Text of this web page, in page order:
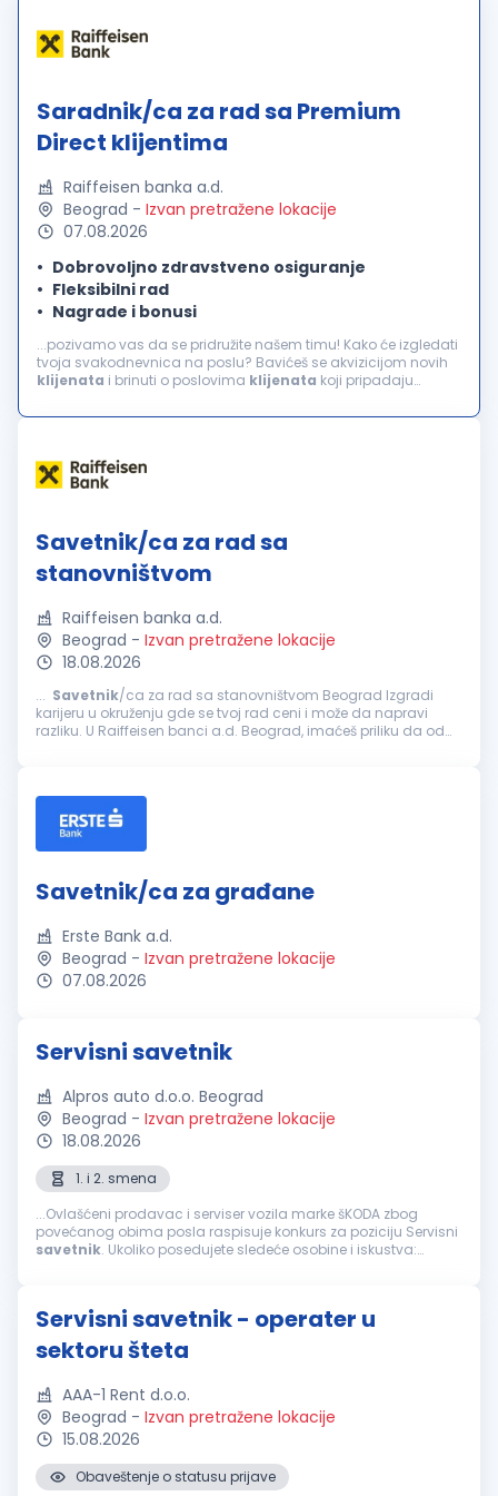
Saradnik/ca za rad sa Premium
Direct klijentima
Raiffeisen banka a.d.
Beograd - Izvan pretražene lokacije
07.08.2026
Dobrovoljno zdravstveno osiguranje
Fleksibilni rad
Nagrade i bonusi
...pozivamo vas da se pridružite našem timu! Kako će izgledati
tvoja svakodnevnica na poslu? Bavićeš se akvizicijom novih
klijenata i brinuti o poslovima klijenata koji pripadaju
komunikaciju sa klijentima...
Savetnik/ca za rad sa
stanovništvom
Raiffeisen banka a.d.
Beograd - Izvan pretražene lokacije
18.08.2026
... Savetnik/ca za rad sa stanovništvom Beograd Izgradi
karijeru u okruženju gde se tvoj rad ceni i može da napravi
razliku. U Raiffeisen banci a.d. Beograd, imaćeš priliku da od
Savetnik/ca za građane
Erste Bank a.d.
Beograd - Izvan pretražene lokacije
07.08.2026
Servisni savetnik
Alpros auto d.o.o. Beograd
Beograd - Izvan pretražene lokacije
18.08.2026
1. i 2. smena
...Ovlašćeni prodavac i serviser vozila marke šKODA zbog
povećanog obima posla raspisuje konkurs za poziciju Servisni
savetnik. Ukoliko posedujete sledeće osobine i iskustva:
Servisni savetnik - operater u
sektoru šteta
AAA-1 Rent d.o.o.
Beograd - Izvan pretražene lokacije
15.08.2026
Obaveštenje o statusu prijave